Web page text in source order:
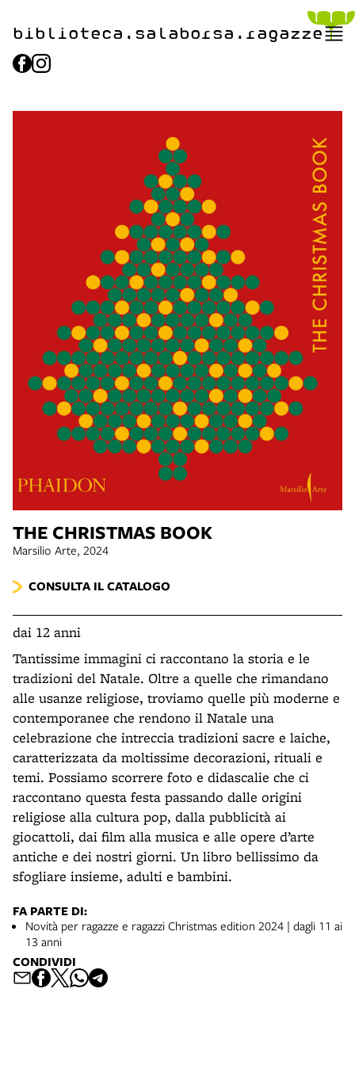
biblioteca.​salaborsa.ragazze
THE CHRISTMAS BOOK
Marsilio Arte, 2024
CONSULTA IL CATALOGO
dai 12 anni
Tantissime immagini ci raccontano la storia e le
tradizioni del Natale. Oltre a quelle che rimandano
alle usanze religiose, troviamo quelle più moderne e
contemporanee che rendono il Natale una
celebrazione che intreccia tradizioni sacre e laiche,
caratterizzata da moltissime decorazioni, rituali e
temi. Possiamo scorrere foto e didascalie che ci
raccontano questa festa passando dalle origini
religiose alla cultura pop, dalla pubblicità ai
giocattoli, dai film alla musica e alle opere d’arte
antiche e dei nostri giorni. Un libro bellissimo da
sfogliare insieme, adulti e bambini.
FA PARTE DI:
Novità per ragazze e ragazzi Christmas edition 2024 | dagli 11 ai
13 anni
CONDIVIDI